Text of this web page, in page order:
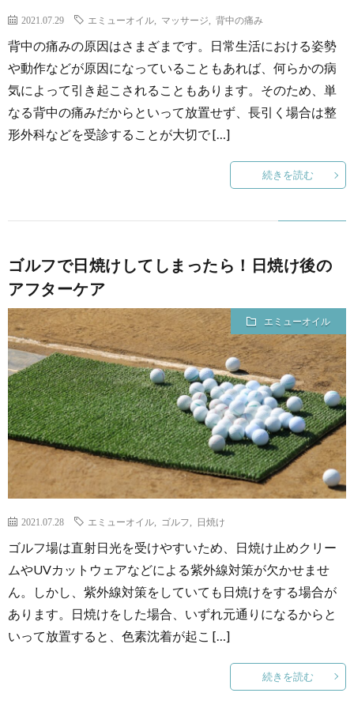
2021.07.29 エミューオイル マッサージ 背中の痛み
背中の痛みの原因はさまざまです。日常生活における姿勢
や動作などが原因になっていることもあれば、何らかの病
気によって引き起こされることもあります。そのため、単
なる背中の痛みだからといって放置せず、長引く場合は整
形外科などを受診することが大切で […]
続きを読む
ゴルフで日焼けしてしまったら！日焼け後の
アフターケア
エミューオイル
2021.07.28 エミューオイル ゴルフ 日焼け
ゴルフ場は直射日光を受けやすいため、日焼け止めクリー
ムやUVカットウェアなどによる紫外線対策が欠かせませ
ん。しかし、紫外線対策をしていても日焼けをする場合が
あります。日焼けをした場合、いずれ元通りになるからと
いって放置すると、色素沈着が起こ […]
続きを読む